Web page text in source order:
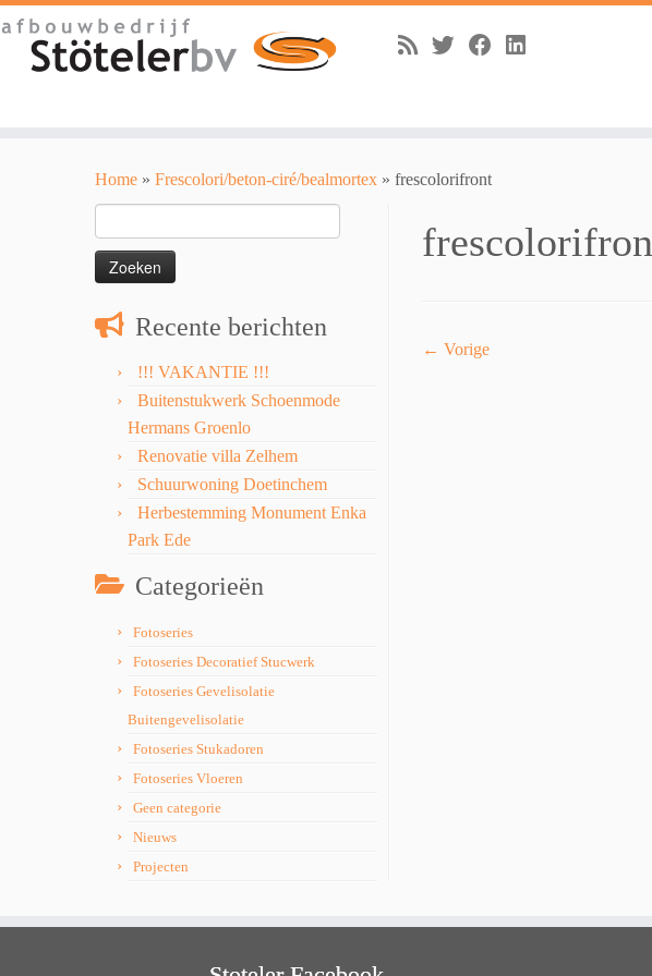
Home » Frescolori/beton-ciré/bealmortex » frescolorifront
naar:
Recente berichten
!!! VAKANTIE !!!
Buitenstukwerk Schoenmode
Hermans Groenlo
Renovatie villa Zelhem
Schuurwoning Doetinchem
Herbestemming Monument Enka
Park Ede
Categorieën
Fotoseries
Fotoseries Decoratief Stucwerk
Fotoseries Gevelisolatie
Buitengevelisolatie
Fotoseries Stukadoren
Fotoseries Vloeren
Geen categorie
Nieuws
Projecten
← Vorige